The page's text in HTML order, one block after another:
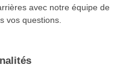
avec notre équipe de
vos questions.